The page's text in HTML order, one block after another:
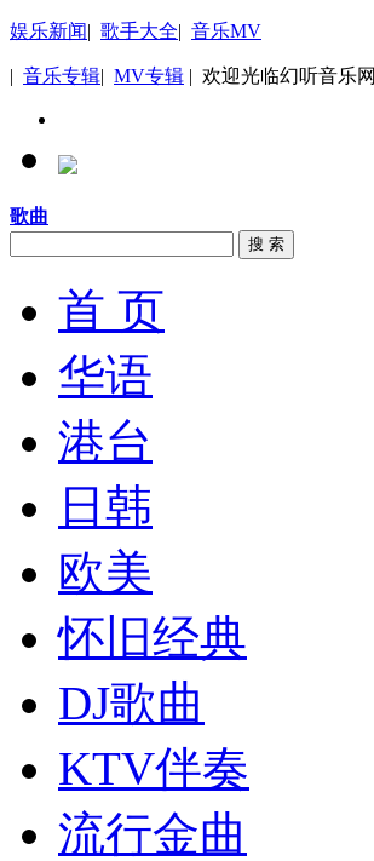
娱乐新闻| 歌手大全| 音乐MV
| 音乐专辑| MV专辑 | 欢迎光临幻听音乐网
歌曲
搜 索
首 页
华语
港台
日韩
欧美
怀旧经典
DJ歌曲
KTV伴奏
流行金曲